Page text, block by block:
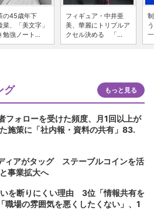
の45歳年下
菜、「美文字」
勉強ノート...
フィギュア・中井亜
美、華麗にトリプルア
クセル決める 「...
グ もっと見る
フォローを受けた頻度、月1回以上が
策に「社内報・資料の共有」83.
ィアがタッグ ステーブルコインを活
事業拡大へ
いを断りにくい理由 3位「情報共有を
職場の雰囲気を悪くしたくない」、1